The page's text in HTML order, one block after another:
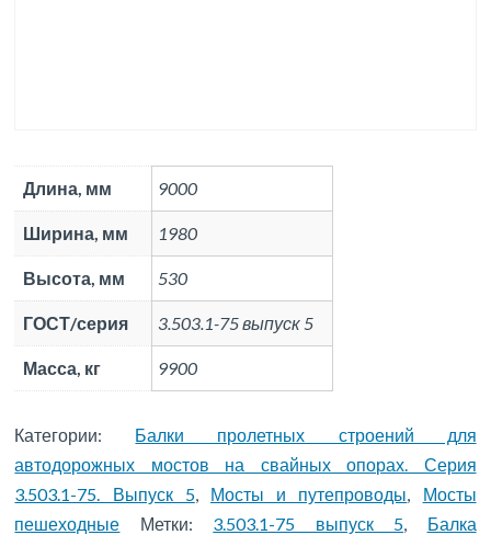
Длина, мм 9000
Ширина, мм 1980
Высота, мм 530
ГОСТ/серия 3.503.1-75 выпуск 5
Масса, кг 9900
Категории: Балки пролетных строений для
автодорожных мостов на свайных опорах. Серия
3.503.1-75. Выпуск 5, Мосты и путепроводы
Мосты
пешеходные
Метки: 3.503.1-75 выпуск 5
Балка